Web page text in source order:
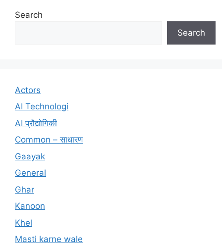
Search
Search
Actors
AI Technologi
AI प्रौद्योगिकी
Common – साधारण
Gaayak
General
Ghar
Kanoon
Khel
Masti karne wale